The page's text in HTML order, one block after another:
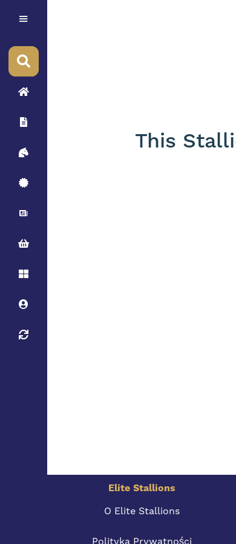
This
Elite Stallions
O Elite Stallions
Polityka Prywatności